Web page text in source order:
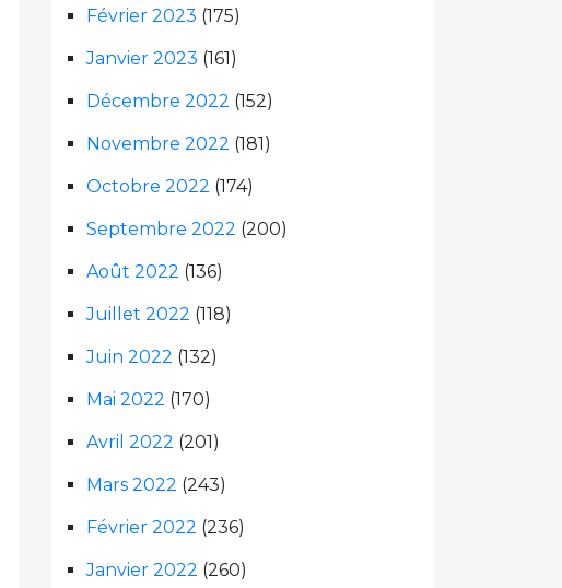
Février 2023 (175)
Janvier 2023 (161)
Décembre 2022 (152)
Novembre 2022 (181)
Octobre 2022 (174)
Septembre 2022 (200)
Août 2022 (136)
Juillet 2022 (118)
Juin 2022 (132)
Mai 2022 (170)
Avril 2022 (201)
Mars 2022 (243)
Février 2022 (236)
Janvier 2022 (260)